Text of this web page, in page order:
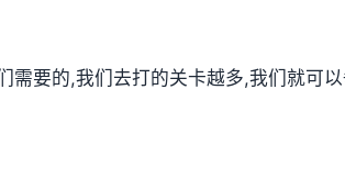
要的,我们去打的关卡越多,我们就可